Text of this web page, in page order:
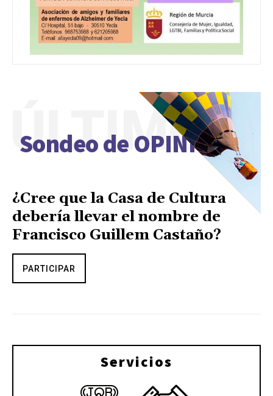
Sondeo de OPINIÓN
ÚLTIMO
¿Cree que la Casa de Cultura
debería llevar el nombre de
Francisco Guillem Castaño?
PARTICIPAR
Servicios